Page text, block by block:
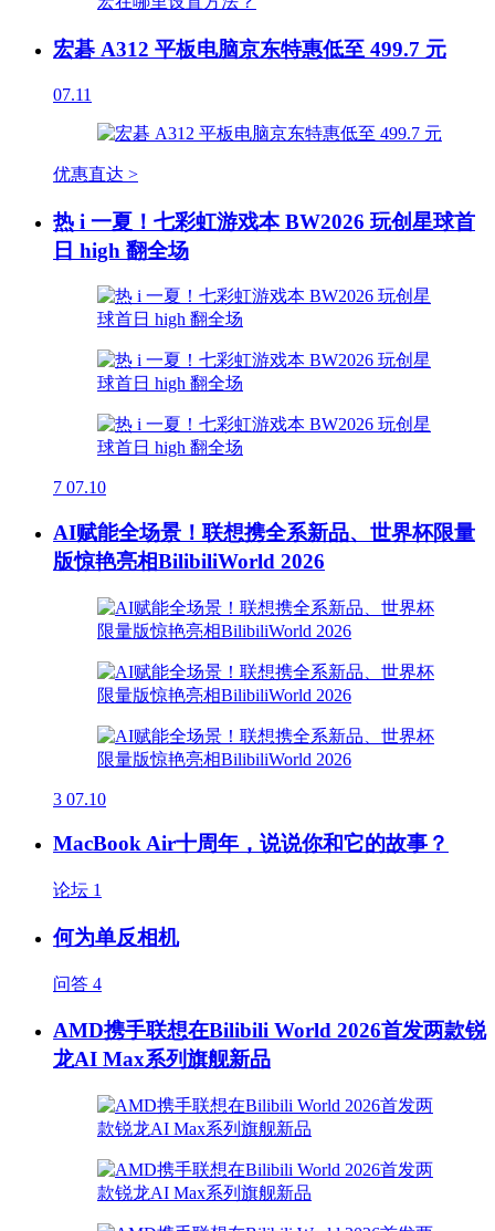
宏碁 A312 平板电脑京东特惠低至 499.7 元
07.11
优惠直达 >
热 i 一夏！七彩虹游戏本 BW2026 玩创星球首
日 high 翻全场
7 07.10
AI赋能全场景！联想携全系新品、世界杯限量
版惊艳亮相BilibiliWorld 2026
3 07.10
MacBook Air十周年，说说你和它的故事？
论坛 1
何为单反相机
问答 4
AMD携手联想在Bilibili World 2026首发两款锐
龙AI Max系列旗舰新品